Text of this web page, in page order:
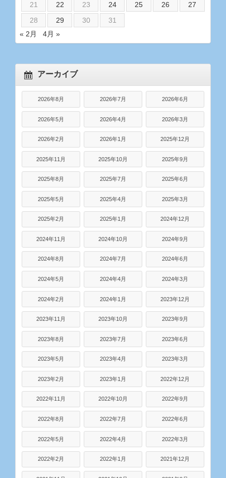
21
22 23 24 25 26
27
28
29 30
31
« 2月
4月 »
アーカイブ
2026年8月 2026年7月 2026年6月
2026年5月 2026年4月 2026年3月
2026年2月 2026年1月 2025年12月
2025年11月 2025年10月 2025年9月
2025年8月 2025年7月 2025年6月
2025年5月 2025年4月 2025年3月
2025年2月 2025年1月 2024年12月
2024年11月 2024年10月 2024年9月
2024年8月 2024年7月 2024年6月
2024年5月 2024年4月 2024年3月
2024年2月 2024年1月 2023年12月
2023年11月 2023年10月 2023年9月
2023年8月 2023年7月 2023年6月
2023年5月 2023年4月 2023年3月
2023年2月 2023年1月 2022年12月
2022年11月 2022年10月 2022年9月
2022年8月 2022年7月 2022年6月
2022年5月 2022年4月 2022年3月
2022年2月 2022年1月 2021年12月